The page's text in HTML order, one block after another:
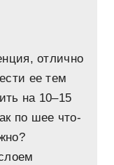
отлично
ее тем
на 10–15
по шее что-